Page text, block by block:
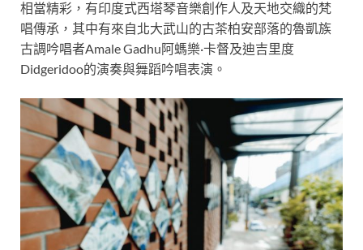
相當精彩，有印度式西塔琴音樂創作人及天地交織的梵
唱傳承，其中有來自北大武山的古茶柏安部落的魯凱族
古調吟唱者Amale Gadhu阿螞樂·卡督及迪吉里度
Didgeridoo的演奏與舞蹈吟唱表演。